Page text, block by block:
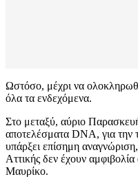
Ωστόσο, μέχρι να
όλα τα ενδεχόμενα.
Στο μεταξύ, αύριο
αποτελέσματα DNA, για την
υπάρξει επίσημη
Αττικής δεν έχουν αμφιβολία
Μαυρίκο.